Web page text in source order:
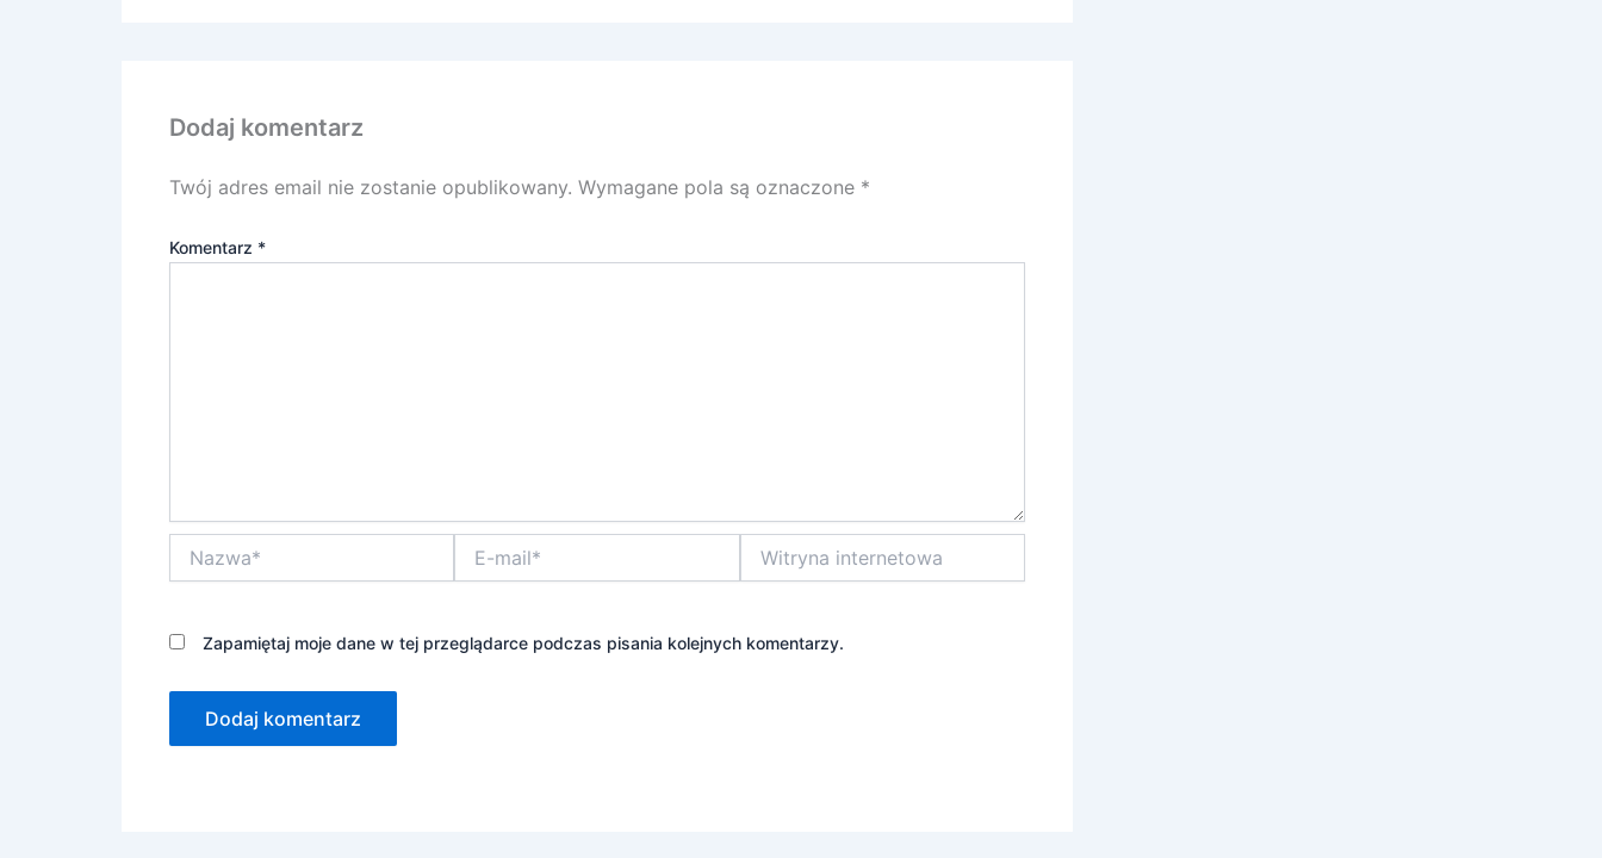
Dodaj komentarz
Twój adres email nie zostanie opublikowany. Wymagane pola są oznaczone *
Komentarz *
mail*
internetowa
Zapamiętaj moje dane w tej przeglądarce podczas pisania kolejnych komentarzy.